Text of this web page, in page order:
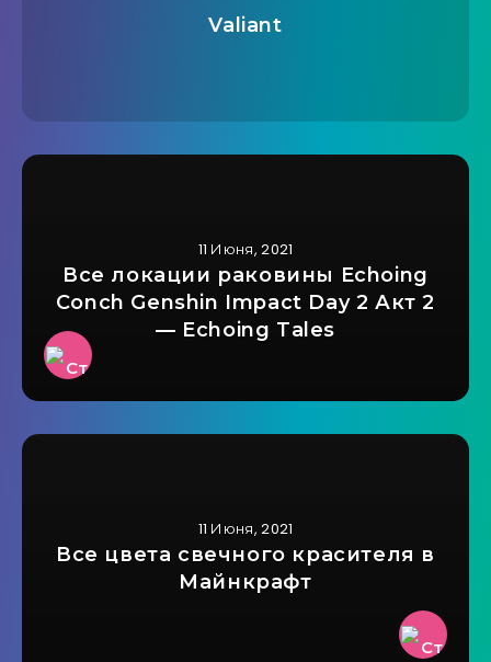
Valiant
11 Июня, 2021
Все локации раковины Echoing
Conch Genshin Impact Day 2 Акт 2
— Echoing Tales
11 Июня, 2021
Все цвета свечного красителя в
Майнкрафт